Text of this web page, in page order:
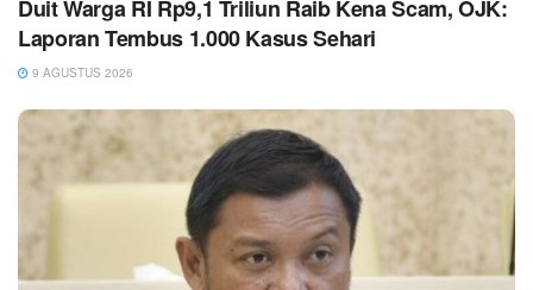
Duit Warga RI Rp9,1 Triliun Raib Kena Scam, OJK:
Laporan Tembus 1.000 Kasus Sehari
9 AGUSTUS 2026